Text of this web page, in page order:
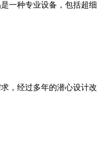
一种专业设备，包括超细
，经过多年的潜心设计改